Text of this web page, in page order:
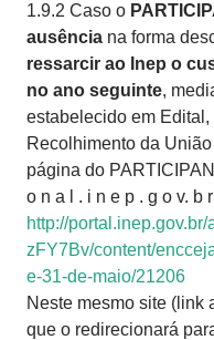
1.9.2 Caso o
ausência na forma
ressarcir ao Inep o
no ano seguinte,
estabelecido em
Recolhimento da
página do
o n a l . i n e p . g o v. b
http://
zFY7Bv/content/
e-31-de-maio/21206
Neste mesmo site (link
que o redirecionará